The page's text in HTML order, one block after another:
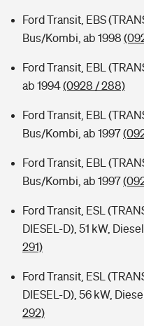
Sie haben Fragen?
Zur Übersicht
Kinderunfall-Check: Mehr
Typklassen: So ist Ihr Auto
Sie haben Fragen?
Ford Transit, EBS
Bus/Kombi, ab 1998
Ford Transit, EBL
ab 1994(0928 / 288)
Ford Transit, EBL
Bus/Kombi, ab 1997
Ford Transit, EBL
Bus/Kombi, ab 1997
Ford Transit, ESL
DIESEL-D), 51 kW,
291)
Ford Transit, ESL
DIESEL-D), 56 kW,
292)